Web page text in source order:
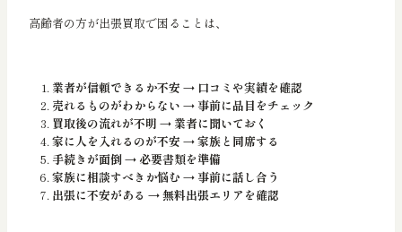
高齢者の方が出張買取で困ることは、
業者が信頼できるか不安 → 口コミや実績を確認
売れるものがわからない → 事前に品目をチェック
買取後の流れが不明 → 業者に聞いておく
家に人を入れるのが不安 →家族と同席する
手続きが面倒→ 必要書類を準備
家族に相談すべきか悩む → 事前に話し合う
出張に不安がある →無料出張エリアを確認